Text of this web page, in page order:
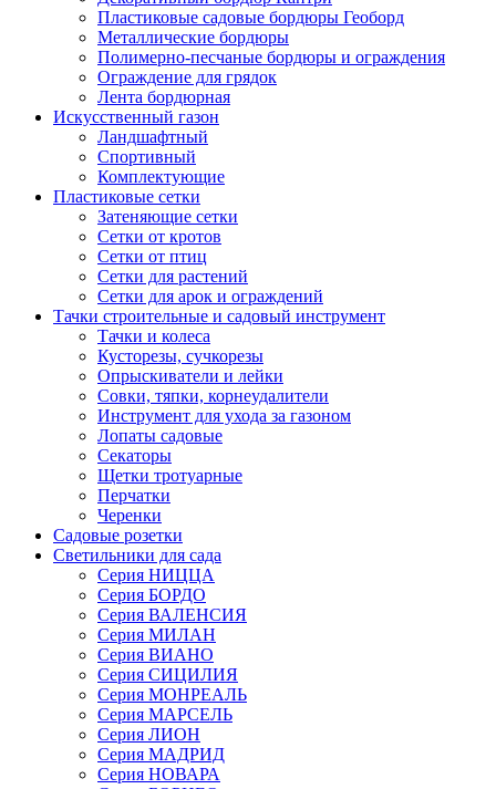
Пластиковые садовые бордюры Геоборд
Металлические бордюры
Полимерно-песчаные бордюры и ограждения
Ограждение для грядок
Лента бордюрная
Искусственный газон
Ландшафтный
Спортивный
Комплектующие
Пластиковые сетки
Затеняющие сетки
Сетки от кротов
Сетки от птиц
Сетки для растений
Сетки для арок и ограждений
Тачки строительные и садовый инструмент
Тачки и колеса
Кусторезы, сучкорезы
Опрыскиватели и лейки
Совки, тяпки, корнеудалители
Инструмент для ухода за газоном
Лопаты садовые
Секаторы
Щетки тротуарные
Перчатки
Черенки
Садовые розетки
Светильники для сада
Серия НИЦЦА
Серия БОРДО
Серия ВАЛЕНСИЯ
Серия МИЛАН
Серия ВИАНО
Серия СИЦИЛИЯ
Серия МОНРЕАЛЬ
Серия МАРСЕЛЬ
Серия ЛИОН
Серия МАДРИД
Серия НОВАРА